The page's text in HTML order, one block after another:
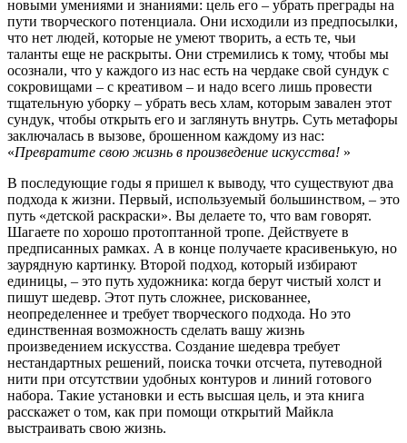
новыми умениями и знаниями: цель его – убрать преграды на
пути творческого потенциала. Они исходили из предпосылки,
что нет людей, которые не умеют творить, а есть те, чьи
таланты еще не раскрыты. Они стремились к тому, чтобы мы
осознали, что у каждого из нас есть на чердаке свой сундук с
сокровищами – с креативом – и надо всего лишь провести
тщательную уборку – убрать весь хлам, которым завален этот
сундук, чтобы открыть его и заглянуть внутрь. Суть метафоры
заключалась в вызове, брошенном каждому из нас:
«Превратите свою жизнь в произведение искусства! »
В последующие годы я пришел к выводу, что существуют два
подхода к жизни. Первый, используемый большинством, – это
путь «детской раскраски». Вы делаете то, что вам говорят.
Шагаете по хорошо протоптанной тропе. Действуете в
предписанных рамках. А в конце получаете красивенькую, но
заурядную картинку. Второй подход, который избирают
единицы, – это путь художника: когда берут чистый холст и
пишут шедевр. Этот путь сложнее, рискованнее,
неопределеннее и требует творческого подхода. Но это
единственная возможность сделать вашу жизнь
произведением искусства. Создание шедевра требует
нестандартных решений, поиска точки отсчета, путеводной
нити при отсутствии удобных контуров и линий готового
набора. Такие установки и есть высшая цель, и эта книга
расскажет о том, как при помощи открытий Майкла
выстраивать свою жизнь.